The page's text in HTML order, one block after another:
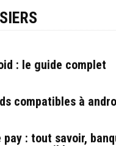
: le guide complet
compatibles à
pay : tout savoir,